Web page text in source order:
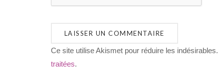
Ce site utilise Akismet pour réduire les indésirables.
traitées.